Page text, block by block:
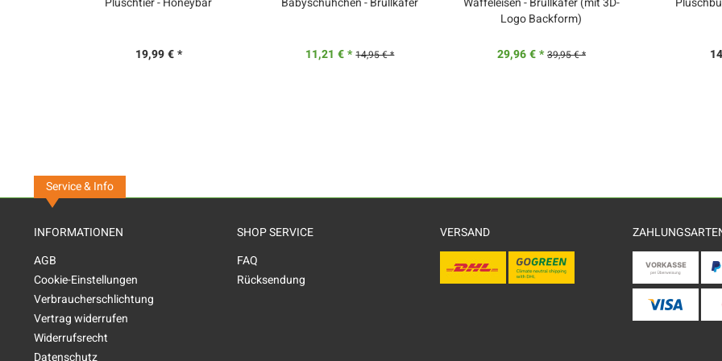
19,99 € * 11,21 € * 14,95 € *
Logo Backform)
29,96 € * 39,95 € *
Service & Info
INFORMATIONEN
AGB
Cookie-Einstellungen
Verbraucherschlichtung
Vertrag widerrufen
Widerrufsrecht
Datenschutz
SHOP SERVICE
FAQ
Rücksendung
VERSAND